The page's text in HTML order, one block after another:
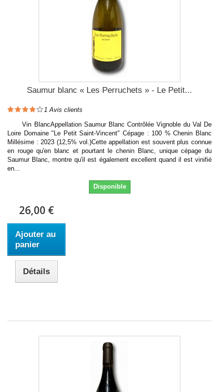
Saumur blanc « Les Perruchets » - Le Petit...
1 Avis clients
Vin BlancAppellation Saumur Blanc Contrôlée Vignoble du Val De
Loire Domaine "Le Petit Saint-Vincent" Cépage : 100 % Chenin Blanc
Millésime : 2023 (12,5% vol.)Cette appellation est souvent plus connue
en rouge qu'en blanc et pourtant le chenin Blanc, unique cépage du
Saumur Blanc, montre qu'il est également excellent quand il est vinifié
en...
Disponible
26,00 €
Ajouter au
panier
Détails